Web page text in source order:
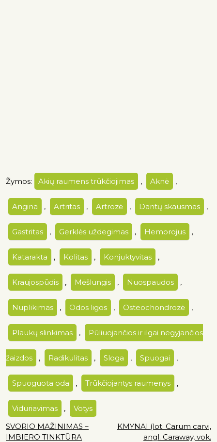
Žymos: Akių raumens trūkčiojimas , Aknė ,
Angina , Artritas , Artrozė , Dantų skausmas ,
Gastritas , Gerklės uždegimas , Hemorojus ,
Katarakta , Kolitas , Konjuktyvitas ,
Kraujospūdis , Mėšlungis , Nuospaudos ,
Nuplikimas , Odos ligos , Osteochondrozė ,
Plaukų slinkimas , Pūliuojančios ir ilgai negyjančios
žaizdos , Radikulitas , Sloga , Spuogai ,
Spuoguota oda , Trūkčiojantys raumenys ,
Viduriavimas ,
Votys
SVORIO MAŽINIMAS –
IMBIERO TINKTŪRA
KMYNAI (lot. Carum carvi,
angl. Caraway, vok.